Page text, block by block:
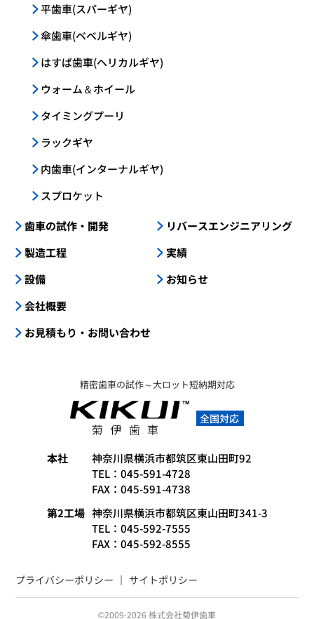
平歯車(スパーギヤ)
傘歯車(ベベルギヤ)
はすば歯車(ヘリカルギヤ)
ウォーム＆ホイール
タイミングプーリ
ラックギヤ
内歯車(インターナルギヤ)
スプロケット
歯車の試作・開発
リバースエンジニアリング
製造工程
実績
設備
お知らせ
会社概要
お見積もり・お問い合わせ
精密歯車の試作～大ロット短納期対応
全国対応
本社
神奈川県横浜市都筑区東山田町92
TEL：045-591-4728
FAX：045-591-4738
第2工場 神奈川県横浜市都筑区東山田町341-3
TEL：045-592-7555
FAX：045-592-8555
プライバシーポリシー サイトポリシー
©2009-2026 株式会社菊伊歯車